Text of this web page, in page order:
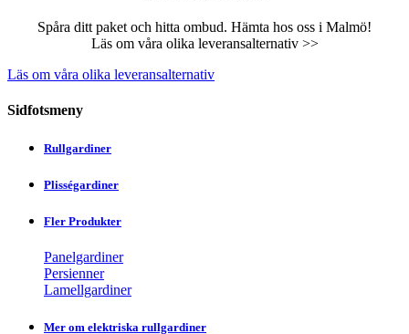
Spåra ditt paket och hitta ombud. Hämta hos oss i Malmö!
Läs om våra olika leveransalternativ >>
Läs om våra olika leveransalternativ
Sidfotsmeny
Rullgardiner
Plisségardiner
Fler Produkter
Panelgardiner
Persienner
Lamellgardiner
Mer om elektriska rullgardiner